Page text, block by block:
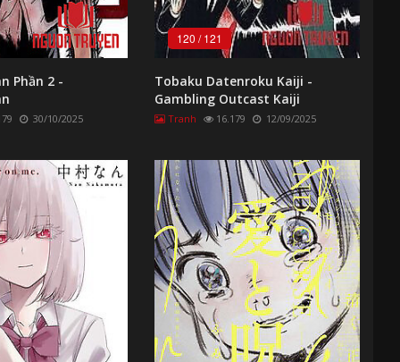
Phần 2 -
30/10/2025
120 / 121
Tobaku Datenroku Kaiji -
Gambling Outcast Kaiji
Tranh 16.179 12/09/2025